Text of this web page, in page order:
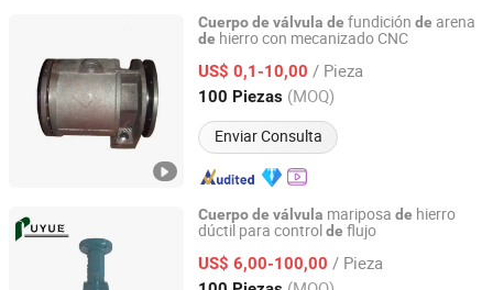
Cuerpode válvula de fundición de arena
de hierro con mecanizado CNC
US$ 0,1-10,00 / Pieza
100 Piezas (MOQ)
Enviar Consulta
Qingdao Chifine Machinery Co., Ltd.
Shandong, China Desde 2013
Cuerpode válvula mariposa de hierro
dúctil para controlde flujo
US$ 6,00-100,00 / Pieza
Shenyang Puyue Enterprise Co., Ltd.